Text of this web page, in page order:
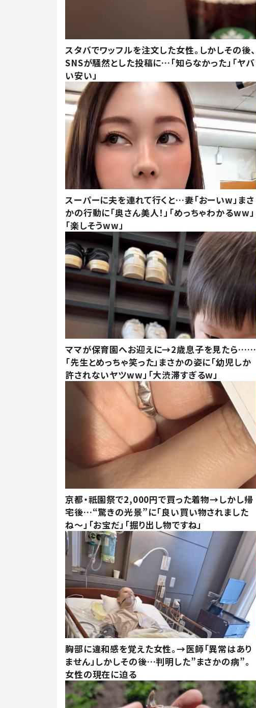
スタバでワッフルを注文した女性。しかしその後、
SNSが騒然とした投稿に…「知らなかった」「ヤバ
い安い」
スーパーに夫を連れて行くと…妻「おーいw」まさ
かの行動に「奥さん美人！」「めっちゃわかるww」
「楽しそうww」
ママが保育園へお迎えに→2歳息子を見たら……
「先生とめっちゃ笑った」まさかの姿に「幼児しか
許されないヤツww」「大渋滞すぎるw」
京都・祇園祭で2,000円で買った着物→しかし帰
宅後…“驚きの光景”に「良い買い物されました
ね～」「お宝だ」「掘り出し物ですね」
胸部に違和感を覚えた女性。→医師「異常はあり
ません」しかしその後…判明した”まさかの病”。
女性の現在に迫る